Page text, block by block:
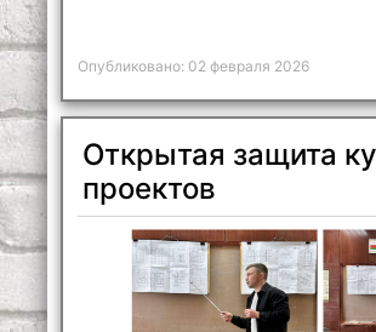
Опубликовано: 02 февраля 2026
Открытая защита
проектов